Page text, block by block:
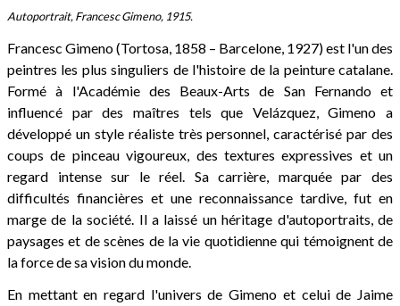
Autoportrait, Francesc Gimeno, 1915.
Francesc Gimeno (Tortosa, 1858 – Barcelone, 1927) est l'un des
peintres les plus singuliers de l'histoire de la peinture catalane.
Formé à l'Académie des Beaux-Arts de San Fernando et
influencé par des maîtres tels que Velázquez, Gimeno a
développé un style réaliste très personnel, caractérisé par des
coups de pinceau vigoureux, des textures expressives et un
regard intense sur le réel. Sa carrière, marquée par des
difficultés financières et une reconnaissance tardive, fut en
marge de la société. Il a laissé un héritage d'autoportraits, de
paysages et de scènes de la vie quotidienne qui témoignent de
la force de sa vision du monde.
En mettant en regard l'univers de Gimeno et celui de Jaime